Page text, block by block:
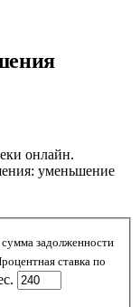
онлайн.
уменьшение
задолженности
ставка по